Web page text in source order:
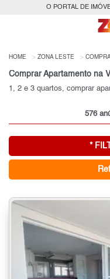
O PORTAL DE
HOME ZONA LESTE
Comprar Apartamento na
576
*